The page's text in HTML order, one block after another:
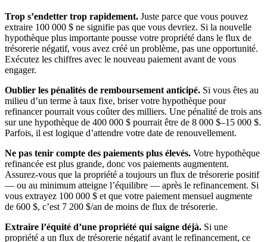
Trop s’endetter trop rapidement. Juste parce que vous pouvez
extraire 100 000 $ ne signifie pas que vous devriez. Si la nouvelle
hypothèque plus importante pousse votre propriété dans le flux de
trésorerie négatif, vous avez créé un problème, pas une opportunité.
Exécutez les chiffres avec le nouveau paiement avant de vous
engager.
Oublier les pénalités de remboursement anticipé. Si vous êtes au
milieu d’un terme à taux fixe, briser votre hypothèque pour
refinancer pourrait vous coûter des milliers. Une pénalité de trois ans
sur une hypothèque de 400 000 $ pourrait être de 8 000 $–15 000 $.
Parfois, il est logique d’attendre votre date de renouvellement.
Ne pas tenir compte des paiements plus élevés. Votre hypothèque
refinancée est plus grande, donc vos paiements augmentent.
Assurez-vous que la propriété a toujours un flux de trésorerie positif
— ou au minimum atteigne l’équilibre — après le refinancement. Si
vous extrayez 100 000 $ et que votre paiement mensuel augmente
de 600 $, c’est 7 200 $/an de moins de flux de trésorerie.
Extraire l’équité d’une propriété qui saigne déjà. Si une
propriété a un flux de trésorerie négatif avant le refinancement, ce